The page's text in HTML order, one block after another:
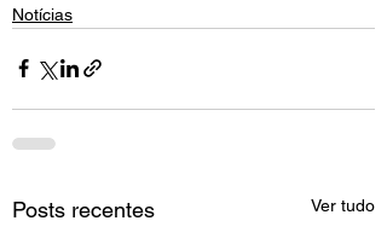
Notícias
Posts recentes Ver tudo